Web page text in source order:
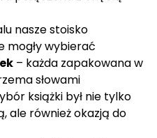
nasze stoisko
mogły wybierać
– każda zapakowana w
słowami
książki był nie tylko
ale również okazją do